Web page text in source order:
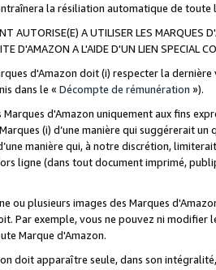
la résiliation automatique de
AUTORISE(E) A UTILISER LES MARQUES
D'AMAZON A L'AIDE D'UN LIEN SPECIAL
d'Amazon doit (i) respecter la
dans le « Décompte de rémunération »).
d'Amazon uniquement aux fins
(i) d’une manière qui suggérerait
manière qui, à notre discrétion,
ligne (dans tout document imprimé,
ou plusieurs images des Marques
Par exemple, vous ne pouvez ni
Marque d'Amazon.
doit apparaître seule, dans son